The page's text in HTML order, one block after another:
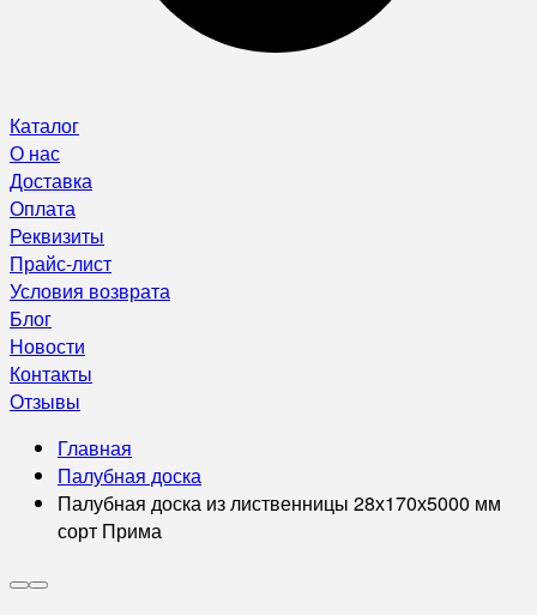
Каталог
О нас
Доставка
Оплата
Реквизиты
Прайс-лист
Условия возврата
Блог
Новости
Контакты
Отзывы
Главная
Палубная доска
Палубная доска из лиственницы 28х170х5000 мм
сорт Прима